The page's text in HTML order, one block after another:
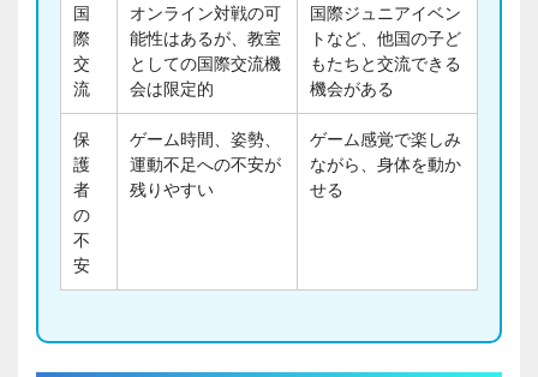
国
際
交
流
オンライン対戦の可
能性はあるが、教室
としての国際交流機
会は限定的
国際ジュニアイベン
トなど、他国の子ど
もたちと交流できる
機会がある
保
護
者
の
不
安
ゲーム時間、姿勢、
運動不足への不安が
残りやすい
ゲーム感覚で楽しみ
ながら、身体を動か
せる